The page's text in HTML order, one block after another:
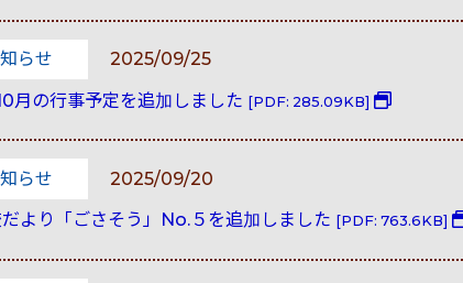
らせ
2025/09/25
月の行事予定を追加しました [PDF: 285.09KB]
らせ
2025/09/20
より「ごさそう」No.５を追加しました [PDF: 763.6KB]